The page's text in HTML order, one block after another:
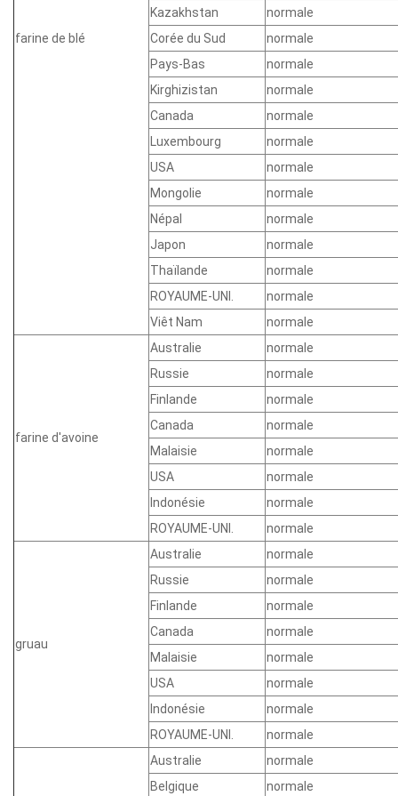
farine de blé
Kazakhstan
normale
Corée du Sud
normale
Pays-Bas
normale
Kirghizistan
normale
Canada
normale
Luxembourg
normale
USA
normale
Mongolie
normale
Népal
normale
Japon
normale
Thaïlande
normale
ROYAUME-UNI.
normale
Viêt Nam
normale
farine d'avoine
Australie
normale
Russie
normale
Finlande
normale
Canada
normale
Malaisie
normale
USA
normale
Indonésie
normale
ROYAUME-UNI.
normale
gruau
Australie
normale
Russie
normale
Finlande
normale
Canada
normale
Malaisie
normale
USA
normale
Indonésie
normale
ROYAUME-UNI.
normale
Australie
normale
Belgique
normale